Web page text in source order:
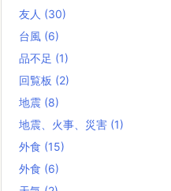
友人 (30)
台風 (6)
品不足 (1)
回覧板 (2)
地震 (8)
地震、火事、災害 (1)
外食 (15)
外食 (6)